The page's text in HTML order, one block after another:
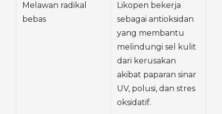
Melawan radikal
bebas
Likopen bekerja
sebagai antioksidan
yang membantu
melindungi sel kulit
dari kerusakan
akibat paparan sinar
UV, polusi, dan stres
oksidatif.